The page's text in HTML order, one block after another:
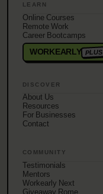
LEARN
Online Courses
Remote Work
Career Bootcamps
WORKEARLY PLUS
DISCOVER
About Us
Resources
For Businesses
Contact
COMMUNITY
Testimonials
Mentors
Workearly Next